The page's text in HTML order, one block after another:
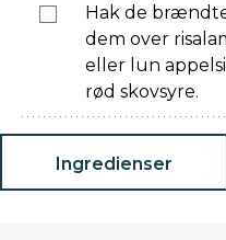
Hak de
dem over
eller lun
rød skovsyre.
Ingredienser